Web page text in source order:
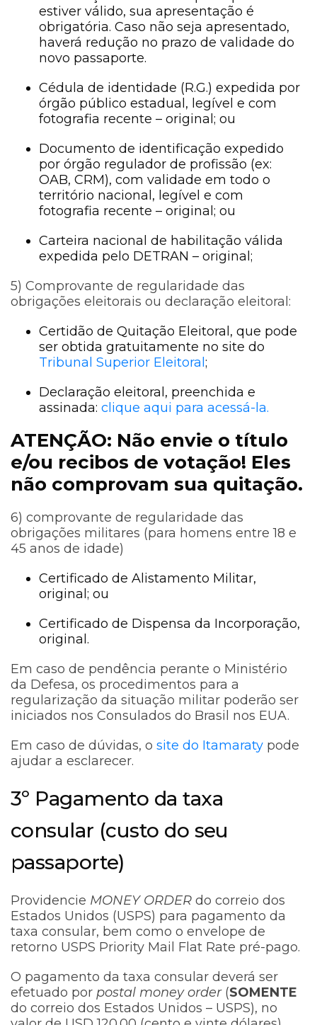
estiver válido, sua apresentação é
obrigatória. Caso não seja apresentado,
haverá redução no prazo de validade do
novo passaporte.
Cédula de identidade (R.G.) expedida por
órgão público estadual, legível e com
fotografia recente – original; ou
Documento de identificação expedido
por órgão regulador de profissão (ex:
OAB, CRM), com validade em todo o
território nacional, legível e com
fotografia recente – original; ou
Carteira nacional de habilitação válida
expedida pelo DETRAN – original;
5) Comprovante de regularidade das
obrigações eleitorais ou declaração eleitoral:
Certidão de Quitação Eleitoral, que pode
ser obtida gratuitamente no site do
Tribunal Superior Eleitoral ;
Declaração eleitoral, preenchida e
assinada: clique aqui para acessá-la.
ATENÇÃO: Não envie o título
e/ou recibos de votação! Eles
não comprovam sua quitação.
6) comprovante de regularidade das
obrigações militares (para homens entre 18 e
45 anos de idade)
Certificado de Alistamento Militar,
original; ou
Certificado de Dispensa da Incorporação,
original.
Em caso de pendência perante o Ministério
da Defesa, os procedimentos para a
regularização da situação militar poderão ser
iniciados nos Consulados do Brasil nos EUA.
Em caso de dúvidas, o site do Itamaraty pode
ajudar a esclarecer.
3º Pagamento da taxa
consular (custo do seu
passaporte)
Providencie MONEY ORDER do correio dos
Estados Unidos (USPS) para pagamento da
taxa consular, bem como o envelope de
retorno USPS Priority Mail Flat Rate pré-pago.
O pagamento da taxa consular deverá ser
efetuado por postal money order (SOMENTE
do correio dos Estados Unidos – USPS), no